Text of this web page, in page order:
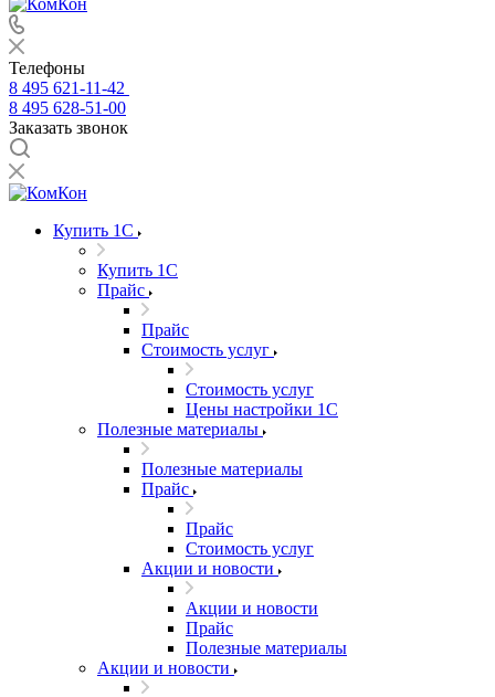
Телефоны
8 495 621-11-42
8 495 628-51-00
Заказать звонок
Купить 1С
Купить 1С
Прайс
Прайс
Стоимость услуг
Стоимость услуг
Цены настройки 1С
Полезные материалы
Полезные материалы
Прайс
Прайс
Стоимость услуг
Акции и новости
Акции и новости
Прайс
Полезные материалы
Акции и новости